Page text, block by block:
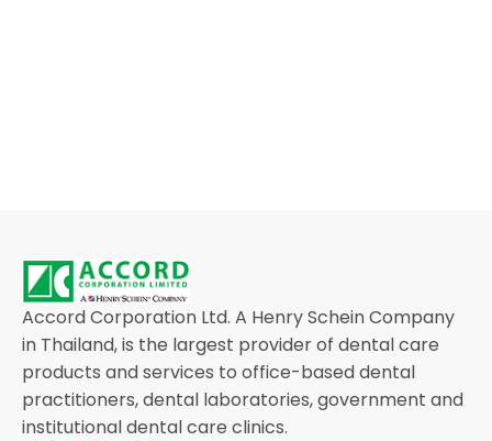
Accord Corporation Ltd. A Henry Schein Company
in Thailand, is the largest provider of dental care
products and services to office-based dental
practitioners, dental laboratories, government and
institutional dental care clinics.